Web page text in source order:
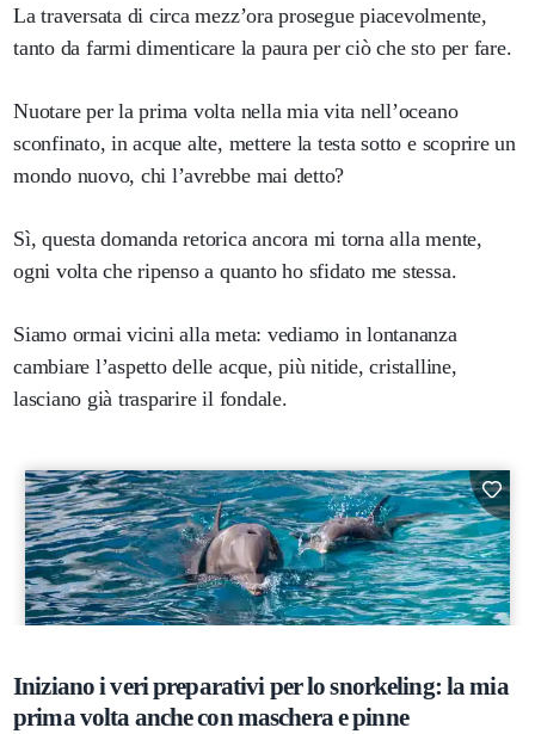
La traversata di circa mezz’ora prosegue piacevolmente,
tanto da farmi dimenticare la paura per ciò che sto per fare.
Nuotare per la prima volta nella mia vita nell’oceano
sconfinato, in acque alte, mettere la testa sotto e scoprire un
mondo nuovo, chi l’avrebbe mai detto?
Sì, questa domanda retorica ancora mi torna alla mente,
ogni volta che ripenso a quanto ho sfidato me stessa.
Siamo ormai vicini alla meta: vediamo in lontananza
cambiare l’aspetto delle acque, più nitide, cristalline,
lasciano già trasparire il fondale.
Iniziano i veri preparativi per lo snorkeling: la mia
prima volta anche con maschera e pinne